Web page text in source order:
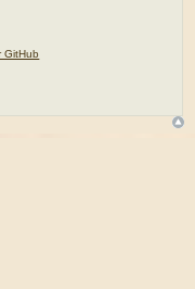
GitHub